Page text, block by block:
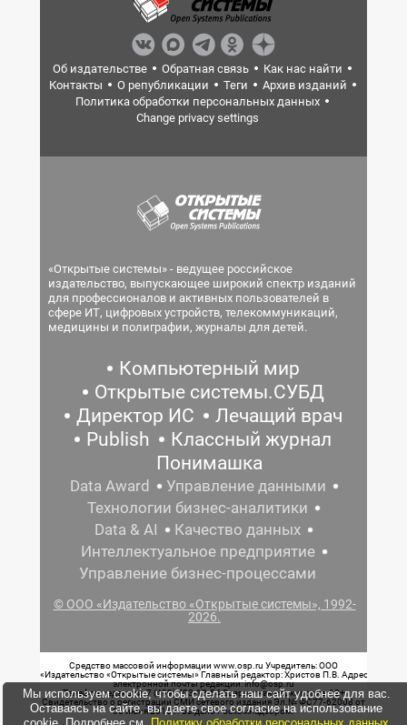
Об издательстве Обратная связь
Как нас найти
Контакты
О републикации Теги
Архив изданий
Политика обработки персональных данных
Change privacy settings
«Открытые системы» - ведущее российское
издательство, выпускающее широкий спектр изданий
для профессионалов и активных пользователей в
сфере ИТ, цифровых устройств, телекоммуникаций,
медицины и полиграфии, журналы для детей.
Компьютерный мир
Открытые системы.СУБД
Директор ИС
Лечащий врач
Publish
Классный журнал
Понимашка
Data Award
Управление данными
Технологии бизнес-аналитики
Data & AI
Качество данных
Интеллектуальное предприятие
Управление бизнес-процессами
© ООО «Издательство «Открытые системы», 1992-
2026.
Средство массовой информации www.osp.ru Учредитель: ООО
«Издательство «Открытые системы» Главный редактор: Христов П.В. Адрес
электронной почты редакции: info@osp.ru
Телефон редакции: 7 (499) 703-18-54 Возрастная маркировка: 12+
Свидетельство о регистрации СМИ сетевого издания Эл.№ ФС77-62008 от
05 июня 2015 г. выдано Роскомнадзором.
Мы используем cookie, чтобы сделать наш сайт удобнее для вас.
Оставаясь на сайте, вы даете свое согласие на использование